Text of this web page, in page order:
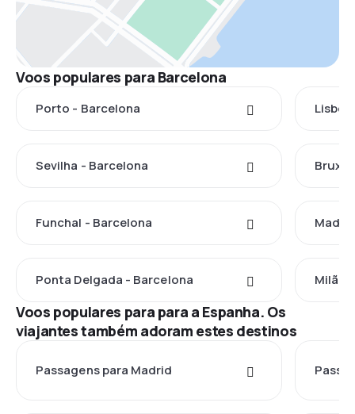
Voos populares para Barcelona
Porto - Barcelona
Sevilha - Barcelona
Funchal - Barcelona
Ponta Delgada - Barcelona Milão
Voos populares para para a Espanha. Os
viajantes também adoram estes destinos
Passagens para Madrid